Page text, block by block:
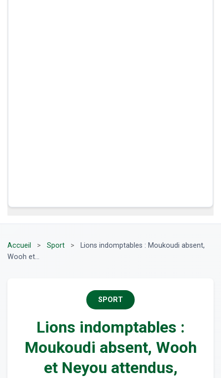
Accueil > Sport >
Lions indomptables : Moukoudi absent,
Wooh et...
SPORT
Lions indomptables :
Moukoudi absent, Wooh
et Neyou attendus,